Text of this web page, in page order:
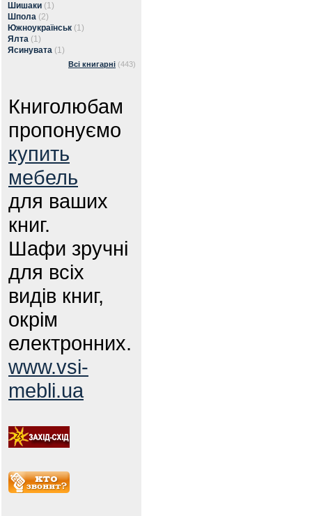
Шишаки (1)
Шпола (2)
Южноукраїнськ (1)
Ялта (1)
Ясинувата (1)
Всі книгарні (443)
Книголюбам
пропонуємо
купить
мебель
для ваших
книг.
Шафи зручні
для всіх
видів книг,
окрім
електронних.
www.vsi-
mebli.ua